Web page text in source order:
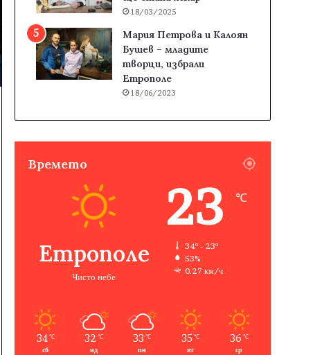
18/03/2025
Мария Петрова и Калоян
Бушев – младите
творци, избрали
Етрополе
18/06/2023
Времето
Етрополе
Чисто небе
23 ℃
34º - 23º
53%
0.27 км/ч
34 ℃
сб
32 ℃
нд
33 ℃
пн
35 ℃
вт
36 ℃
ср